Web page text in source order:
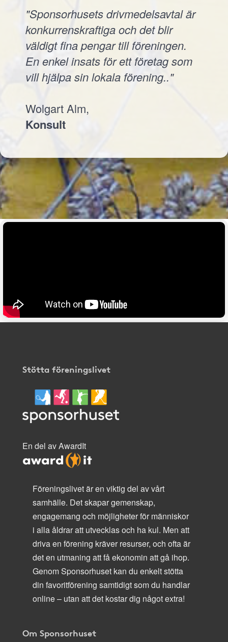
"Sponsorhusets drivmedelsavtal är
konkurrenskraftiga och det blir
väldigt fina pengar till föreningen.
En enkel insats för ett företag som
vill hjälpa sin lokala förening.."
Wolgart Alm,
Konsult
Stötta föreningslivet
En del av AwardIt
Föreningslivet är en viktig del av vårt
samhälle. Det skapar gemenskap,
engagemang och möjligheter för människor
i alla åldrar att utvecklas och ha kul. Men att
driva en förening kräver resurser, och ofta är
det en utmaning att få ekonomin att gå ihop.
Genom Sponsorhuset kan du enkelt stötta
din favoritförening samtidigt som du handlar
online – utan att det kostar dig något extra!
Om Sponsorhuset